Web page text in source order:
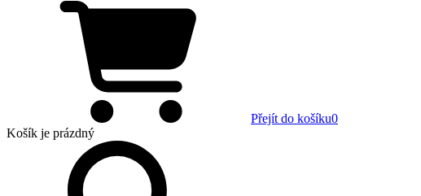
Přejít do košíku0
Košík je prázdný